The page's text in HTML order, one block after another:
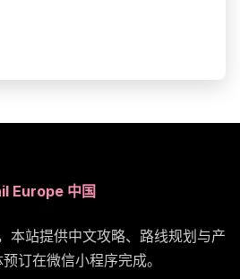
Europe 中国
本站提供中文攻略、路线规划与产
订在微信小程序完成。